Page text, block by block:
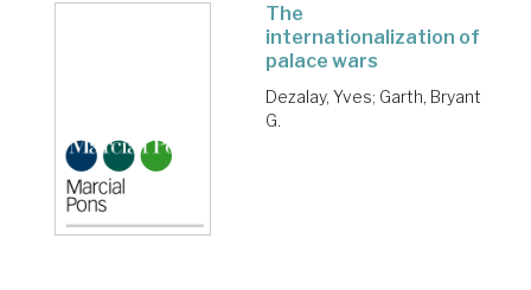
The
internationalization of
palace wars
Dezalay, Yves; Garth, Bryant
G.